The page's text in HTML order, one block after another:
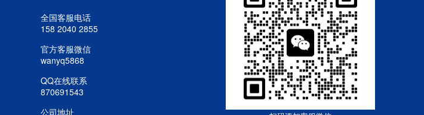
全国客服电话
158 2040 2855
官方客服微信
wanyq5868
QQ在线联系
870691543
公司地址